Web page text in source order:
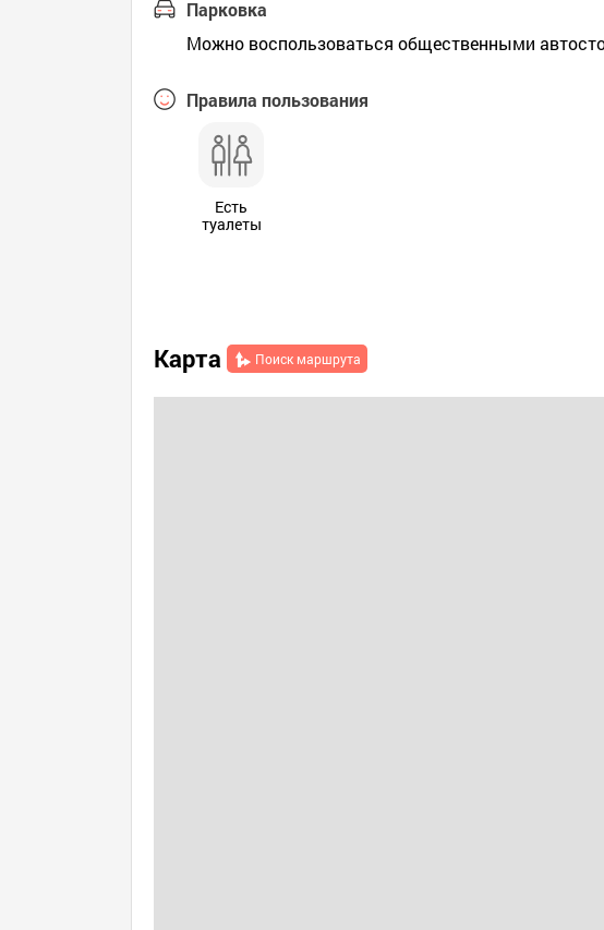
Парковка
Можно воспользоваться общественными
Правила пользования
Есть
туалеты
Карта Поиск маршрута